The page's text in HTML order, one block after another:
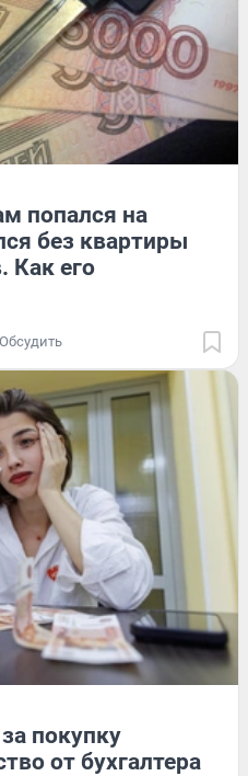
попался на
без квартиры
Как его
Обсудить
покупку
от бухгалтера